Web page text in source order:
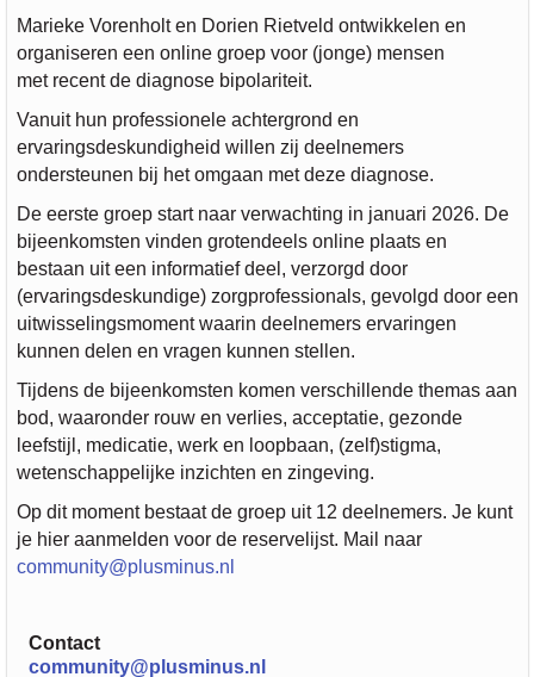
Marieke Vorenholt en Dorien Rietveld ontwikkelen en
organiseren een online groep voor (jonge) mensen
met recent de diagnose bipolariteit.
Vanuit hun professionele achtergrond en
ervaringsdeskundigheid willen zij deelnemers
ondersteunen bij het omgaan met deze diagnose.
De eerste groep start naar verwachting in januari 2026. De
bijeenkomsten vinden grotendeels online plaats en
bestaan uit een informatief deel, verzorgd door
(ervaringsdeskundige) zorgprofessionals, gevolgd door een
uitwisselingsmoment waarin deelnemers ervaringen
kunnen delen en vragen kunnen stellen.
Tijdens de bijeenkomsten komen verschillende themas aan
bod, waaronder rouw en verlies, acceptatie, gezonde
leefstijl, medicatie, werk en loopbaan, (zelf)stigma,
wetenschappelijke inzichten en zingeving.
Op dit moment bestaat de groep uit 12 deelnemers. Je kunt
je hier aanmelden voor de reservelijst. Mail naar
community@plusminus.nl
Contact
community@plusminus.nl